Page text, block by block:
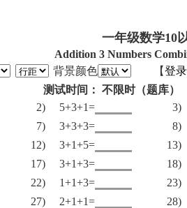
一年级数学10
Addition 3 Numbers
背景颜色
【登录
测试时间： 不限时（题库）
2) 5+3+1=
3)
7) 3+3+3=
8)
12) 3+1+5=
13)
17) 3+1+3=
18)
22) 1+1+3=
23)
27) 2+1+1=
28)